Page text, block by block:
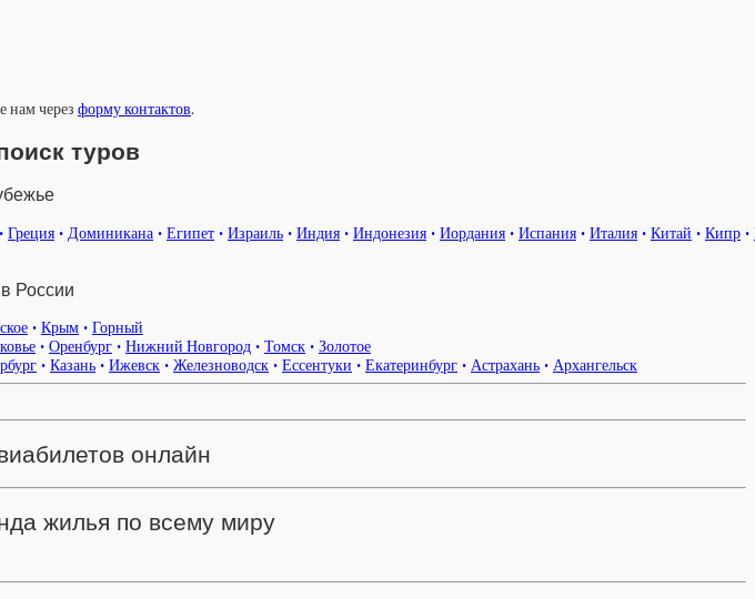
нам через форму контактов.
туров
• Греция • Доминикана • Египет • Израиль • Индия • Индонезия • Иордания • Испания • Италия • Китай • Кипр •
России
• Крым • Горный
• Оренбург • Нижний Новгород • Томск • Золотое
• Казань • Ижевск • Железноводск • Ессентуки • Екатеринбург • Астрахань • Архангельск
онлайн
жилья по всему миру